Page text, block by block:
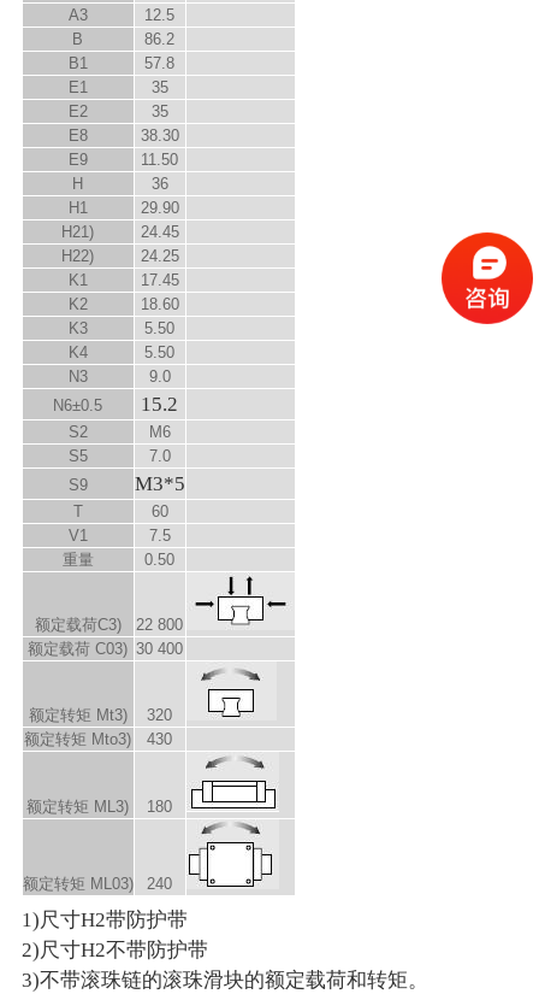
A3
12.5
B
86.2
B1
57.8
E1
35
E2
35
E8
38.30
E9
11.50
H
36
H 1
29.90
H21)
24.45
H22)
24.25
K1
17.45
K2
18.60
K3
5.50
K4
5.50
N3
9.0
N6±0.5 15.2
S2
M6
S5
7.0
S9 M3*5
T
60
V1
7.5
重量
0.50
额定载荷C3)
22 800
额定载荷 C03) 30 400
额定转矩 Mt3)
320
额定转矩 Mto3) 430
额定转矩 M L3) 180
额定转矩 M L03) 240
1)尺寸H2带防护带
2)尺寸H2不带防护带
3)不带滚珠链的滚珠滑块的额定载荷和转矩。